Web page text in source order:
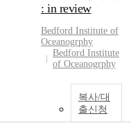
: in review
Bedford Institute of
Oceanogrphy
Bedford Institute
of Oceanogrphy
복사/대
출신청